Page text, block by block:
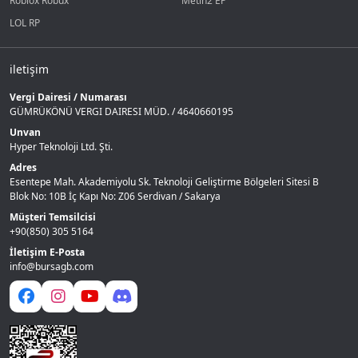
LOL RP
iletişim
Vergi Dairesi / Numarası
GÜMRÜKÖNÜ VERGI DAIRESI MÜD. / 4640660195
Unvan
Hyper Teknoloji Ltd. Şti.
Adres
Esentepe Mah. Akademiyolu Sk. Teknoloji Geliştirme Bölgeleri Sitesi B
Blok No: 10B İç Kapı No: Z06 Serdivan / Sakarya
Müşteri Temsilcisi
+90(850) 305 5164
İletişim E-Posta
info@bursagb.com